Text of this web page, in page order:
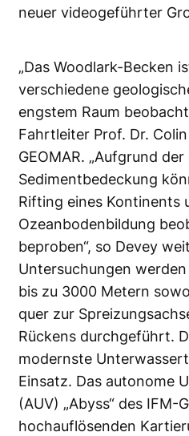
neuer videogeführter
„Das Woodlark-Becken
verschiedene
engstem Raum
Fahrtleiter Prof. Dr.
GEOMAR. „Aufgrund
Sedimentbedeckung
Rifting eines Kontinents
Ozeanbodenbildung
beproben“, so Devey
Untersuchungen
bis zu 3000 Metern
quer zur
Rückens durchgeführt.
modernste
Einsatz. Das autonome
(AUV) „Abyss“ des IFM-
hochauflösenden